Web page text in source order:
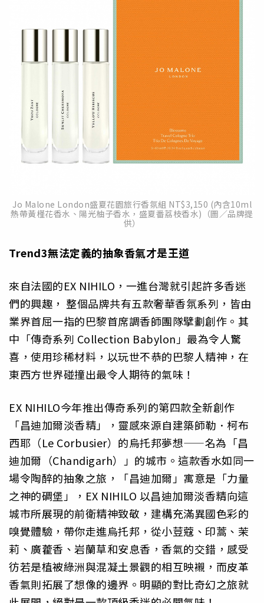
Jo Malone London盛夏花園旅行香氛組 NT$3,150 (內含10ml
熱帶黃槿花香水、陽光柚子香水，盛夏番荔枝香水)（圖／品牌提
供）
Trend3無法定義的抽象香氣才是王道
來自法國的EX NIHILO，一進台灣就引起許多香迷
們的興趣， 整個品牌共有五款奢華香氛系列，皆由
業界首屈一指的巴黎首席調香師團隊擘劃創作。其
中「傳奇系列 Collection Babylon」最為令人驚
喜，使用珍稀材料，以玩世不恭的巴黎人精神，在
東西方世界碰撞出最令人期待的氣味！
EX NIHILO今年推出傳奇系列的第四款全新創作
「昌迪加爾淡香精」，靈感來源自建築師勒．柯布
西耶（Le Corbusier）的烏托邦夢想——名為「昌
迪加爾（Chandigarh）」的城市。這款香水如同一
場令陶醉的抽象之旅，「昌迪加爾」寓意是「力量
之神的碉堡」，EX NIHILO 以昌迪加爾淡香精向這
城市所展現的前衛精神致敬，建構充滿異國色彩的
嗅覺體驗，帶你走進烏托邦，從小荳蔻、印蒿、茉
莉、廣藿香、岩蘭草和安息香，香氣的交錯，感受
彷若是植被綠洲與混凝土景觀的相互映襯，而皮革
香氣則拓展了想像的邊界。明顯的對比奇幻之旅就